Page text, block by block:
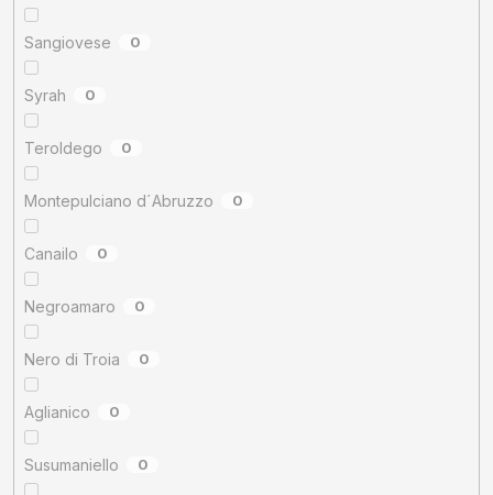
Sangiovese 0
Syrah 0
Teroldego 0
Montepulciano d´Abruzzo 0
Canailo 0
Negroamaro 0
Nero di Troia 0
Aglianico 0
Susumaniello 0